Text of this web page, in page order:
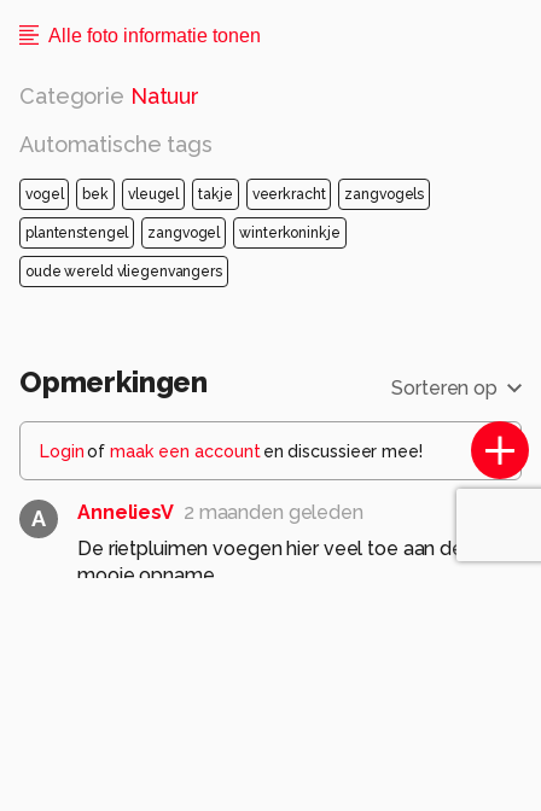
Alle foto informatie tonen
Categorie Natuur
Automatische tags
vogel bek vleugel takje veerkracht zangvogels
plantenstengel zangvogel winterkoninkje
oude wereld vliegenvangers
Opmerkingen Sorteren op
Loginof maak een account en discussieer mee!
A AnneliesV 2 maanden geleden
De rietpluimen voegen hier veel toe aan deze
mooie opname